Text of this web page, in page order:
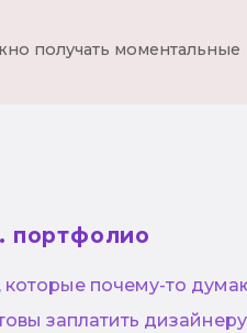
получать моментальные
портфолио
которые почему-то
заплатить